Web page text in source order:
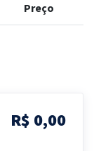
Preço
R$ 0,00